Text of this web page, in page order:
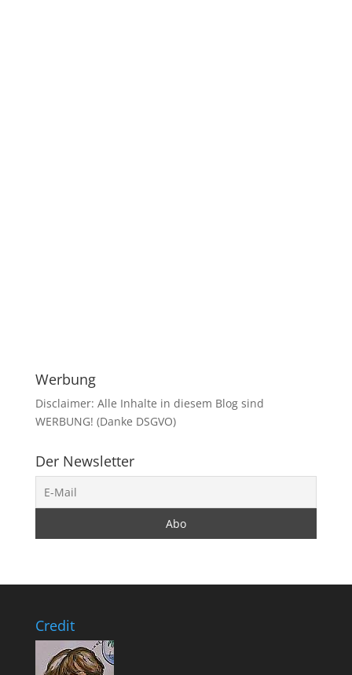
Werbung
Disclaimer: Alle Inhalte in diesem Blog sind
WERBUNG! (Danke DSGVO)
Der Newsletter
Credit